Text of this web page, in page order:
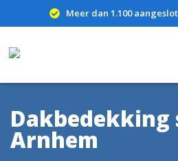
Meer dan 1.100
Dakbedekking
Arnhem